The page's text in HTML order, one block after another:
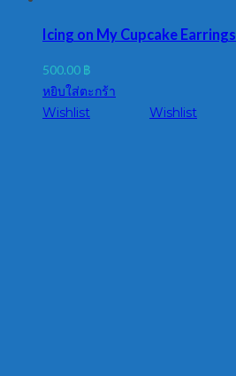
Icing on My Cupcake Earrings
500.00 ฿
หยิบใส่ตะกร้า
Wishlist
Wishlist